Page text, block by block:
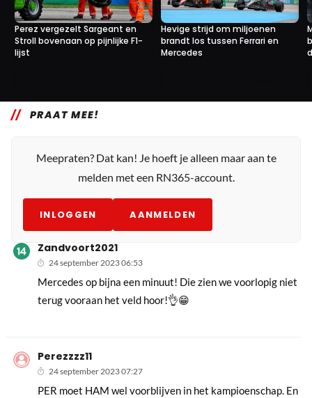
Perez vergezelt Sargeant en
Stroll bovenaan op pijnlijke F1-
lijst
Hevige strijd om miljoenen
brandt los tussen Ferrari en
Mercedes
PRAAT MEE!
Meepraten? Dat kan! Je hoeft je alleen maar aan te
melden met een RN365-account.
INLOGGEN AANMELDEN
Zandvoort2021
24 september 2023 06:53
Mercedes op bijna een minuut! Die zien we voorlopig niet
terug vooraan het veld hoor!👌😁
Perezzzz11
24 september 2023 07:27
PER moet HAM wel voorblijven in het kampioenschap. En